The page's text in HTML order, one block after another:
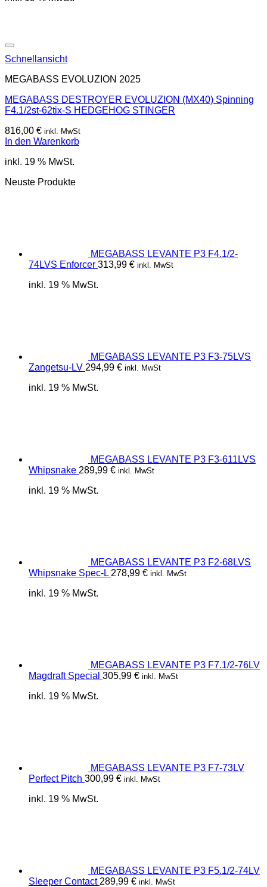
Schnellansicht
MEGABASS EVOLUZION 2025
MEGABASS DESTROYER EVOLUZION (MX40) Spinning
F4.1/2st-62tix-S HEDGEHOG STINGER
816,00 € inkl. MwSt
In den Warenkorb
inkl. 19 % MwSt.
Neuste Produkte
MEGABASS LEVANTE P3 F4.1/2-
74LVS Enforcer 313,99 € inkl. MwSt
inkl. 19 % MwSt.
MEGABASS LEVANTE P3 F3-75LVS
Zangetsu-LV 294,99 € inkl. MwSt
inkl. 19 % MwSt.
MEGABASS LEVANTE P3 F3-611LVS
Whipsnake 289,99 € inkl. MwSt
inkl. 19 % MwSt.
MEGABASS LEVANTE P3 F2-68LVS
Whipsnake Spec-L 278,99 € inkl. MwSt
inkl. 19 % MwSt.
MEGABASS LEVANTE P3 F7.1/2-76LV
Magdraft Special 305,99 € inkl. MwSt
inkl. 19 % MwSt.
MEGABASS LEVANTE P3 F7-73LV
Perfect Pitch 300,99 € inkl. MwSt
inkl. 19 % MwSt.
MEGABASS LEVANTE P3 F5.1/2-74LV
Sleeper Contact 289,99 € inkl. MwSt